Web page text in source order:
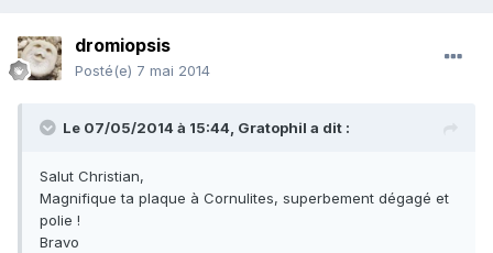
dromiopsis
Posté(e) 7 mai 2014
Le 07/05/2014 à 15:44, Gratophil a dit :
Salut Christian,
Magnifique ta plaque à Cornulites, superbement dégagé et
polie !
Bravo